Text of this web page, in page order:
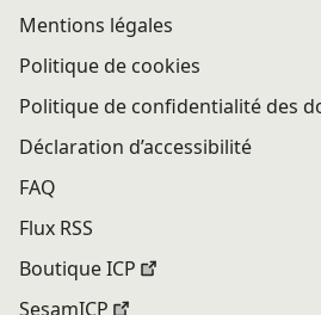
Mentions légales
Politique de cookies
Politique de confidentialité des
Déclaration d’accessibilité
FAQ
Flux RSS
Boutique ICP
SesamICP